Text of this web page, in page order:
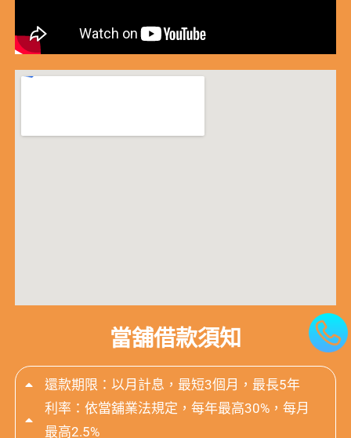
當舖借款須知
還款期限：以月計息，最短3個月，最長5年
利率：依當舖業法規定，每年最高30%，每月
最高2.5%